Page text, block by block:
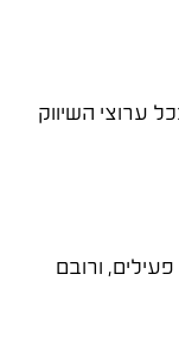
ערוצי השיווק
חברים. בישראל יש מעל 3 מיליון משתמשים פעילים, ורובם